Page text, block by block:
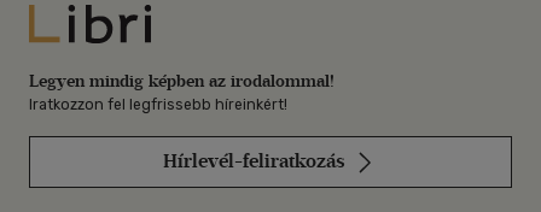
Libri
Legyen mindig képben az irodalommal!
Iratkozzon fel legfrissebb híreinkért!
Hírlevél-feliratkozás